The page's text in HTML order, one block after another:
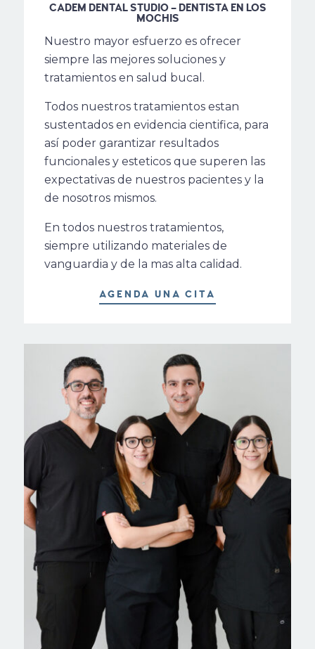
CADEM DENTAL STUDIO – DENTISTA EN LOS
MOCHIS
Nuestro mayor esfuerzo es ofrecer
siempre las mejores soluciones y
tratamientos en salud bucal.
Todos nuestros tratamientos estan
sustentados en evidencia cientifica, para
así poder garantizar resultados
funcionales y esteticos que superen las
expectativas de nuestros pacientes y la
de nosotros mismos.
En todos nuestros tratamientos,
siempre utilizando materiales de
vanguardia y de la mas alta calidad.
AGENDA UNA CITA